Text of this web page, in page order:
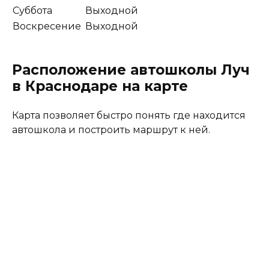
Суббота
Выходной
Воскресение Выходной
Расположение автошколы Луч
в Краснодаре на карте
Карта позволяет быстро понять где находится
автошкола и построить маршрут к ней.